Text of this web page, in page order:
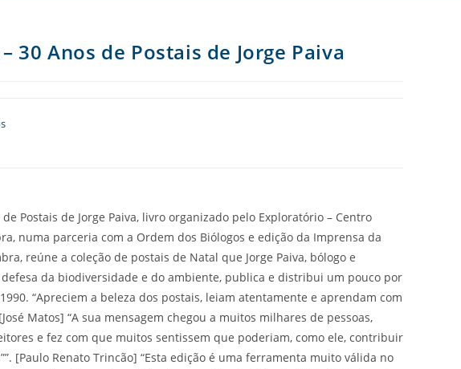
30 Anos de Postais de Jorge Paiva
Postais de Jorge Paiva, livro organizado pelo Exploratório – Centro
numa parceria com a Ordem dos Biólogos e edição da Imprensa da
reúne a coleção de postais de Natal que Jorge Paiva, bólogo e
da biodiversidade e do ambiente, publica e distribui um pouco por
“Apreciem a beleza dos postais, leiam atentamente e aprendam com
Matos] “A sua mensagem chegou a muitos milhares de pessoas,
e fez com que muitos sentissem que poderiam, como ele, contribuir
[Paulo Renato Trincão] “Esta edição é uma ferramenta muito válida no